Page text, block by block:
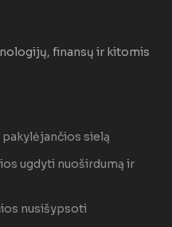
finansų ir kitomis
sielą
ugdyti nuoširdumą ir
nusišypsoti